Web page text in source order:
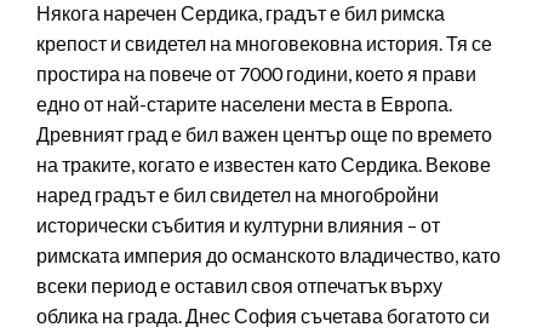
Някога наречен Сердика, градът е бил римска
крепост и свидетел на многовековна история. Тя се
простира на повече от 7000 години, което я прави
едно от най-старите населени места в Европа.
Древният град е бил важен център още по времето
на траките, когато е известен като Сердика. Векове
наред градът е бил свидетел на многобройни
исторически събития и културни влияния – от
римската империя до османското владичество, като
всеки период е оставил своя отпечатък върху
облика на града. Днес София съчетава богатото си